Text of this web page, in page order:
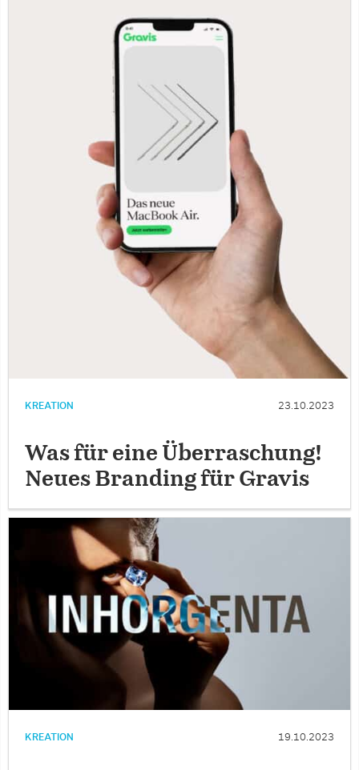
KREATION 23.10.2023
Was für eine Überraschung!
Neues Branding für Gravis
KREATION 19.10.2023